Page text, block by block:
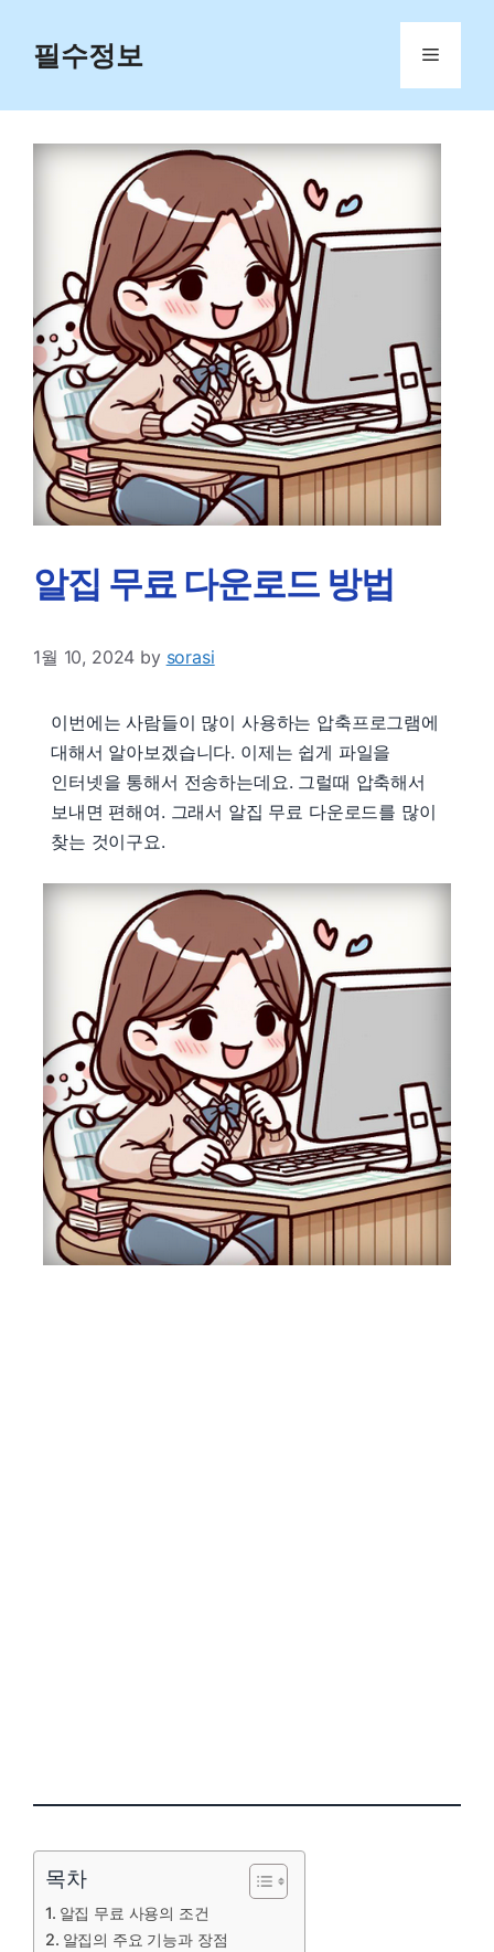
content
필수정보 Menu
알집 무료 다운로드 방법
1월 10, 2024 by sorasi
이번에는 사람들이 많이 사용하는 압축프로그램에
대해서 알아보겠습니다. 이제는 쉽게 파일을
인터넷을 통해서 전송하는데요. 그럴때 압축해서
보내면 편해여. 그래서 알집 무료 다운로드를 많이
찾는 것이구요.
목차
알집 무료 사용의 조건
알집의 주요 기능과 장점